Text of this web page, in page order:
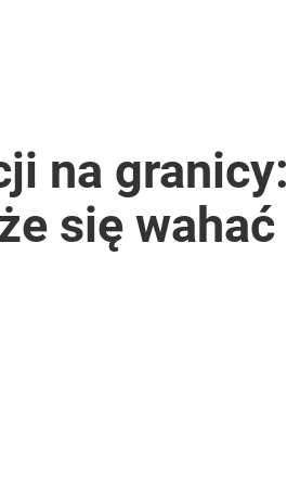
na granicy:
się wahać